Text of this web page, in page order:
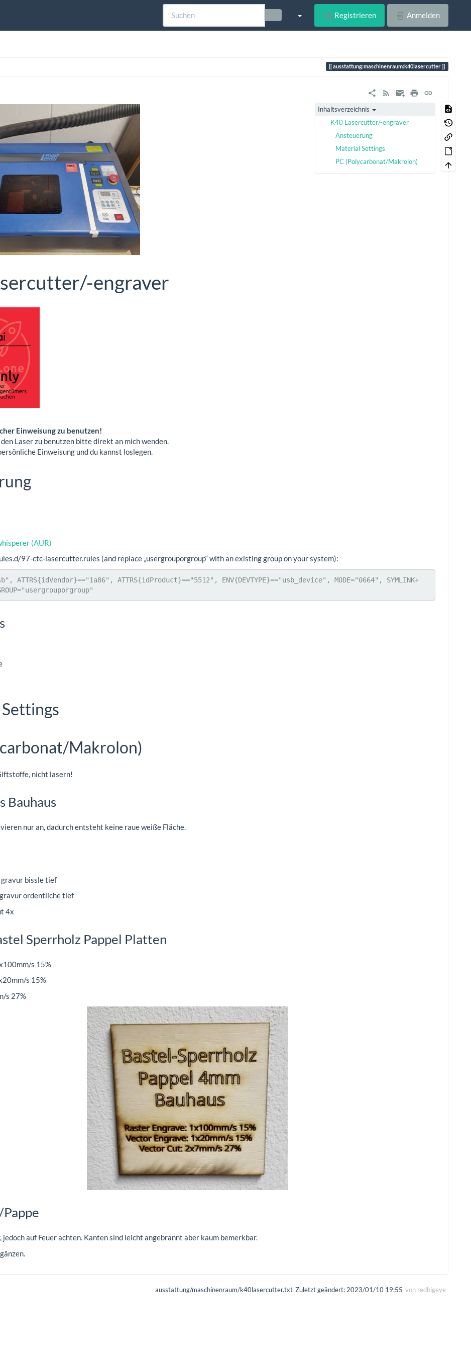
Registrieren Anmelden
ausstattung:maschinenraum:k40lasercutter
Inhaltsverzeichnis
K40 Lasercutter/-engraver
Ansteuerung
Material Settings
PC (Polycarbonat/Makrolon)
engraver
Einweisung zu benutzen!
Laser zu benutzen bitte direkt an mich wenden.
Einweisung und du kannst loslegen.
(AUR)
97-ctc-lasercutter.rules (and replace „usergrouporgroup“ with an existing group on your system):
ATTRS{idVendor}=="1a86", ATTRS{idProduct}=="5512", ENV{DEVTYPE}=="usb_device", MODE="0664", SYMLINK+
Makrolon)
nicht lasern!
Bauhaus
nur an, dadurch entsteht keine raue weiße Fläche.
gravur bissle tief
ordentliche tief
4x
Sperrholz Pappel Platten
s 15%
s 15%
s 27%
auf Feuer achten. Kanten sind leicht angebrannt aber kaum bemerkbar.
ausstattung/maschinenraum/k40lasercutter.txt Zuletzt geändert:2023/01/10 19:55 von redbigeye